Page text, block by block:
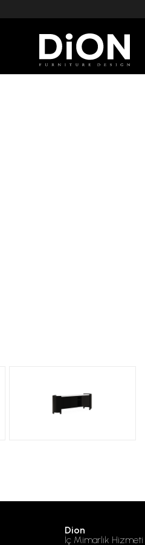
Dion
İç Mimarlık Hizmeti